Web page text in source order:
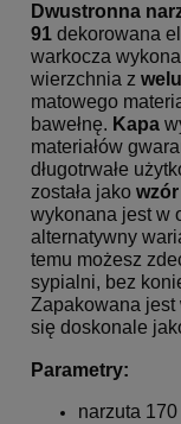
Dwustronna
91 dekorowana
warkocza
wierzchnia z
matowego
bawełnę. Kapa
materiałów
długotrwałe
została jako
wykonana jest w
alternatywny
temu możesz
sypialni, bez
Zapakowana jest
się doskonale
Parametry:
narzuta